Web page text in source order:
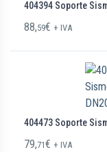
404394 Soporte
88,59€ + IVA
404473 Soporte
79,71€ + IVA